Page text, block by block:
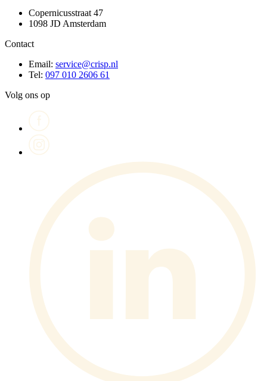
Copernicusstraat 47
1098 JD Amsterdam
Contact
Email: service@crisp.nl
Tel: 097 010 2606 61
Volg ons op